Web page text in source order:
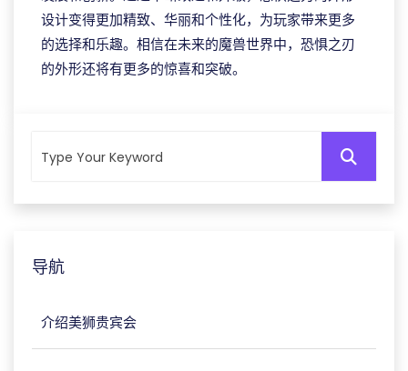
设计变得更加精致、华丽和个性化，为玩家带来更多
的选择和乐趣。相信在未来的魔兽世界中，恐惧之刃
的外形还将有更多的惊喜和突破。
导航
介绍美狮贵宾会